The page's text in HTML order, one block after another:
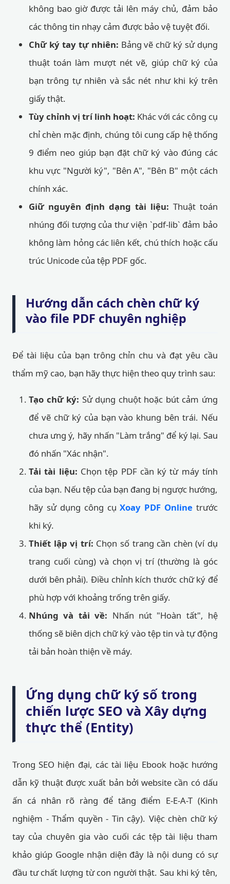
không bao giờ được tải lên máy chủ, đảm bảo
các thông tin nhạy cảm được bảo vệ tuyệt đối.
Chữ ký tay tự nhiên: Bảng vẽ chữ ký sử dụng
thuật toán làm mượt nét vẽ, giúp chữ ký của
bạn trông tự nhiên và sắc nét như khi ký trên
giấy thật.
Tùy chỉnh vị trí linh hoạt: Khác với các công cụ
chỉ chèn mặc định, chúng tôi cung cấp hệ thống
9 điểm neo giúp bạn đặt chữ ký vào đúng các
khu vực "Người ký", "Bên A", "Bên B" một cách
chính xác.
Giữ nguyên định dạng tài liệu: Thuật toán
nhúng đối tượng của thư viện `pdf-lib` đảm bảo
không làm hỏng các liên kết, chú thích hoặc cấu
trúc Unicode của tệp PDF gốc.
Hướng dẫn cách chèn chữ ký
vào file PDF chuyên nghiệp
Để tài liệu của bạn trông chỉn chu và đạt yêu cầu
thẩm mỹ cao, bạn hãy thực hiện theo quy trình sau:
Tạo chữ ký: Sử dụng chuột hoặc bút cảm ứng
để vẽ chữ ký của bạn vào khung bên trái. Nếu
chưa ưng ý, hãy nhấn "Làm trắng" để ký lại. Sau
đó nhấn "Xác nhận".
Tải tài liệu: Chọn tệp PDF cần ký từ máy tính
của bạn. Nếu tệp của bạn đang bị ngược hướng,
hãy sử dụng công cụXoay PDF Online trước
khi ký.
Thiết lập vị trí: Chọn số trang cần chèn (ví dụ
trang cuối cùng) và chọn vị trí (thường là góc
dưới bên phải). Điều chỉnh kích thước chữ ký để
phù hợp với khoảng trống trên giấy.
Nhúng và tải về: Nhấn nút "Hoàn tất", hệ
thống sẽ biên dịch chữ ký vào tệp tin và tự động
tải bản hoàn thiện về máy.
Ứng dụng chữ ký số trong
chiến lược SEO và Xây dựng
thực thể (Entity)
Trong SEO hiện đại, các tài liệu Ebook hoặc hướng
dẫn kỹ thuật được xuất bản bởi website cần có dấu
ấn cá nhân rõ ràng để tăng điểm E-E-A-T (Kinh
nghiệm - Thẩm quyền - Tin cậy). Việc chèn chữ ký
tay của chuyên gia vào cuối các tệp tài liệu tham
khảo giúp Google nhận diện đây là nội dung có sự
đầu tư chất lượng từ con người thật. Sau khi ký tên,